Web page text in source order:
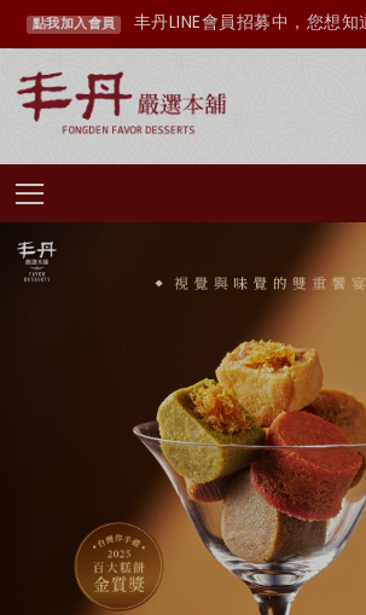
免運優惠 超取滿 $1500 免運、宅配
全新亮相 綜合口味 一口鳳梨酥
Toggle mobile